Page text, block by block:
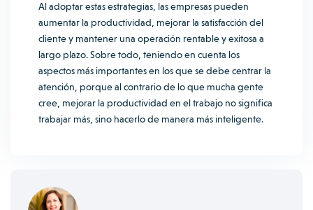
Al adoptar estas estrategias, las empresas pueden
aumentar la productividad, mejorar la satisfacción del
cliente y mantener una operación rentable y exitosa a
largo plazo. Sobre todo, teniendo en cuenta los
aspectos más importantes en los que se debe centrar la
atención, porque al contrario de lo que mucha gente
cree, mejorar la productividad en el trabajo no significa
trabajar más, sino hacerlo de manera más inteligente.